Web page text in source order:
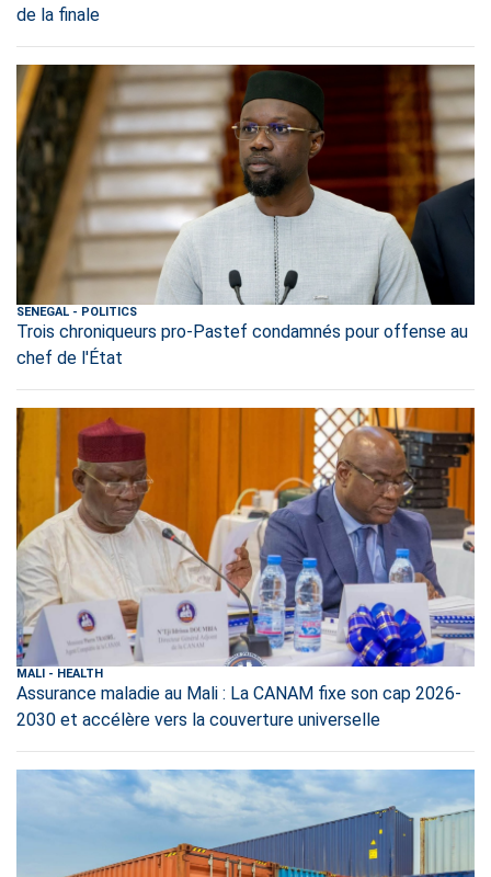
de la finale
SENEGAL - POLITICS
Trois chroniqueurs pro-Pastef condamnés pour offense au
chef de l'État
MALI - HEALTH
Assurance maladie au Mali : La CANAM fixe son cap 2026-
2030 et accélère vers la couverture universelle